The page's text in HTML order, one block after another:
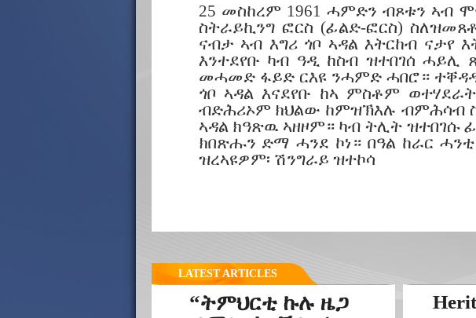
25 መስከረም 1961 ሓምድን ብጾቱን ኣብ
ስትራይኪንግ ፎርስ (ፊልድ-ፎርስ)
ናብታ ኣብ እግሪ ጎቦ ኣዳል እትርከብ ናታየ
እንተደየቡ ካብ ዓዲ ከስብ ዝተበገሰ ሓይሊ
መሓመድ ፋይድ ርእዩ ንሓምድ ሓበሮ።
ጎቦ ኣዳል እናደየቡ ከኣ ምስቶም
ብድሕሪኦም ክህልው ከምዝኽእሉ ብምሕሳብ
ኣዳል ክዓጽዉ ኣዘዞም። ካብ ትሊት ዝተበገሱ
ክበጽሑን ድማ ሓንደ ኮነ። በዓል ከራር
ዝረኣዩዎም፡ ሽንግራይ ዝተኮሳ
LATEST ARTICLES
“ትምህርቲ ኩሉ ዜጋ